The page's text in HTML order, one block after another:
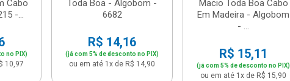
Cabo
-...
no PIX)
10,97
Toda Boa - Algobom -
6682
R$ 14,16
(já com 5% de desconto no PIX)
ou em até 1x de R$ 14,90
Macio Toda Boa Cabo
Em Madeira - Algobom
- ...
R$ 15,11
(já com 5% de desconto no PIX)
ou em até 1x de R$ 15,90